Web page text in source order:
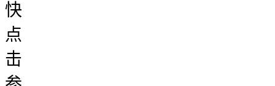
快
点
击